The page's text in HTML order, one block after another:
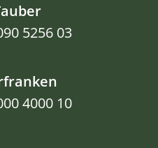
5256 03
4000 10